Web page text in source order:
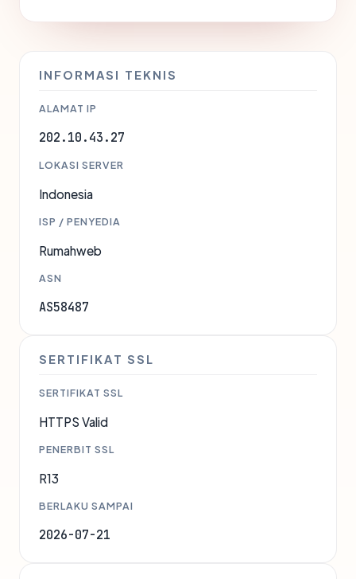
INFORMASI TEKNIS
ALAMAT IP
202.10.43.27
LOKASI SERVER
Indonesia
ISP / PENYEDIA
Rumahweb
ASN
AS58487
SERTIFIKAT SSL
SERTIFIKAT SSL
HTTPS Valid
PENERBIT SSL
R13
BERLAKU SAMPAI
2026-07-21